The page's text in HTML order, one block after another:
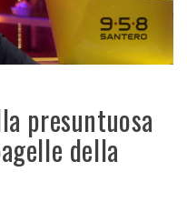
presuntuosa
della